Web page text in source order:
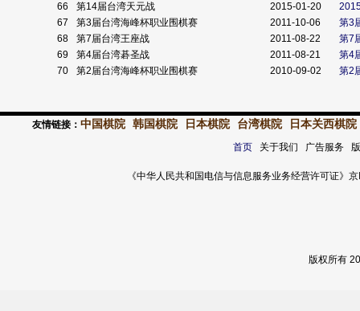
66
第14届台湾天元战 2015-01-20
67
第3届台湾海峰杯职业围棋赛 2011-10-06
第3
68
第7届台湾王座战 2011-08-22
第7
69
第4届台湾碁圣战 2011-08-21
第4
70
第2届台湾海峰杯职业围棋赛 2010-09-02 第2
友情链接： 中国棋院 韩国棋院 日本棋院 台湾棋院 日本关西棋院
首页关于我们 广告服务
《中华人民共和国电信与信息服务业务经营许可证
版权所有